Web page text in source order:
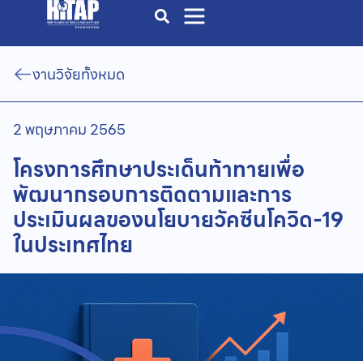
งานวิจัยทั้งหมด
2 พฤษภาคม 2565
โครงการศึกษาประเด็นท้าทายเพื่อ
พัฒนากรอบการติดตามและการ
ประเมินผลของนโยบายวัคซีนโควิด-19
ในประเทศไทย